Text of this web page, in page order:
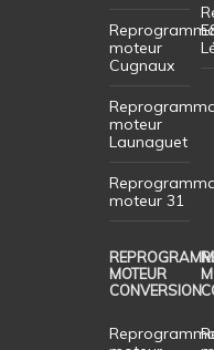
moteur
Cugnaux
moteur
Launaguet
moteur 31
MOTEUR
CONVERSION